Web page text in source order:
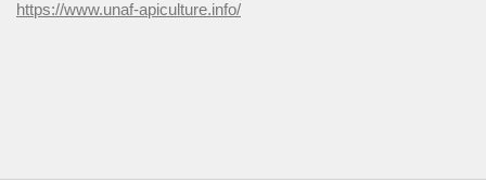
https://www.unaf-apiculture.info/